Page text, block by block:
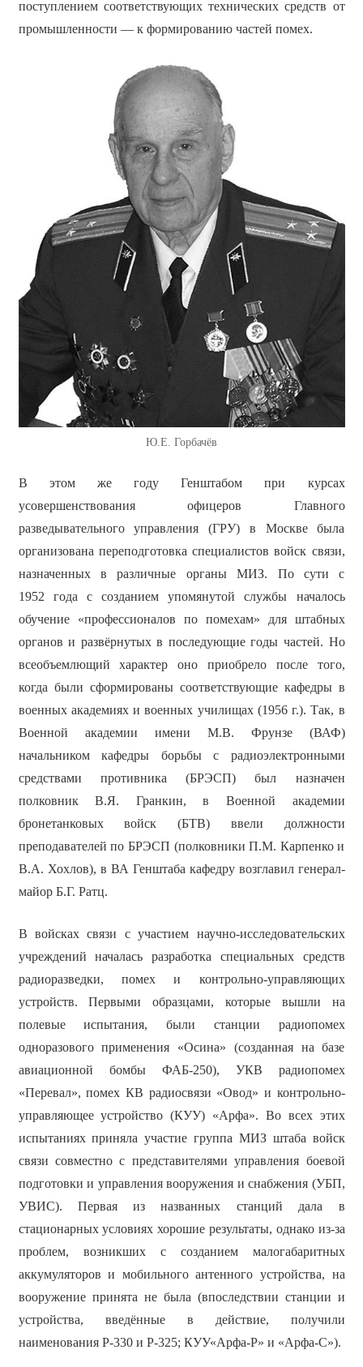
поступлением соответствующих технических средств от
промышленности — к формированию частей помех.
Ю.Е. Горбачёв
В этом же году Генштабом при курсах
усовершенствования офицеров Главного
разведывательного управления (ГРУ) в Москве была
организована переподготовка специалистов войск связи,
назначенных в различные органы МИЗ. По сути с
1952 года с созданием упомянутой службы началось
обучение «профессионалов по помехам» для штабных
органов и развёрнутых в последующие годы частей. Но
всеобъемлющий характер оно приобрело после того,
когда были сформированы соответствующие кафедры в
военных академиях и военных училищах (1956 г.). Так, в
Военной академии имени М.В. Фрунзе (ВАФ)
начальником кафедры борьбы с радиоэлектронными
средствами противника (БРЭСП) был назначен
полковник В.Я. Гранкин, в Военной академии
бронетанковых войск (БТВ) ввели должности
преподавателей по БРЭСП (полковники П.М. Карпенко и
В.А. Хохлов), в ВА Генштаба кафедру возглавил генерал-
майор Б.Г. Ратц.
В войсках связи с участием научно-исследовательских
учреждений началась разработка специальных средств
радиоразведки, помех и контрольно-управляющих
устройств. Первыми образцами, которые вышли на
полевые испытания, были станции радиопомех
одноразового применения «Осина» (созданная на базе
авиационной бомбы ФАБ-250), УКВ радиопомех
«Перевал», помех КВ радиосвязи «Овод» и контрольно-
управляющее устройство (КУУ) «Арфа». Во всех этих
испытаниях приняла участие группа МИЗ штаба войск
связи совместно с представителями управления боевой
подготовки и управления вооружения и снабжения (УБП,
УВИС). Первая из названных станций дала в
стационарных условиях хорошие результаты, однако из-за
проблем, возникших с созданием малогабаритных
аккумуляторов и мобильного антенного устройства, на
вооружение принята не была (впоследствии станции и
устройства, введённые в действие, получили
наименования Р-330 и Р-325; КУУ«Арфа-Р» и «Арфа-С»).